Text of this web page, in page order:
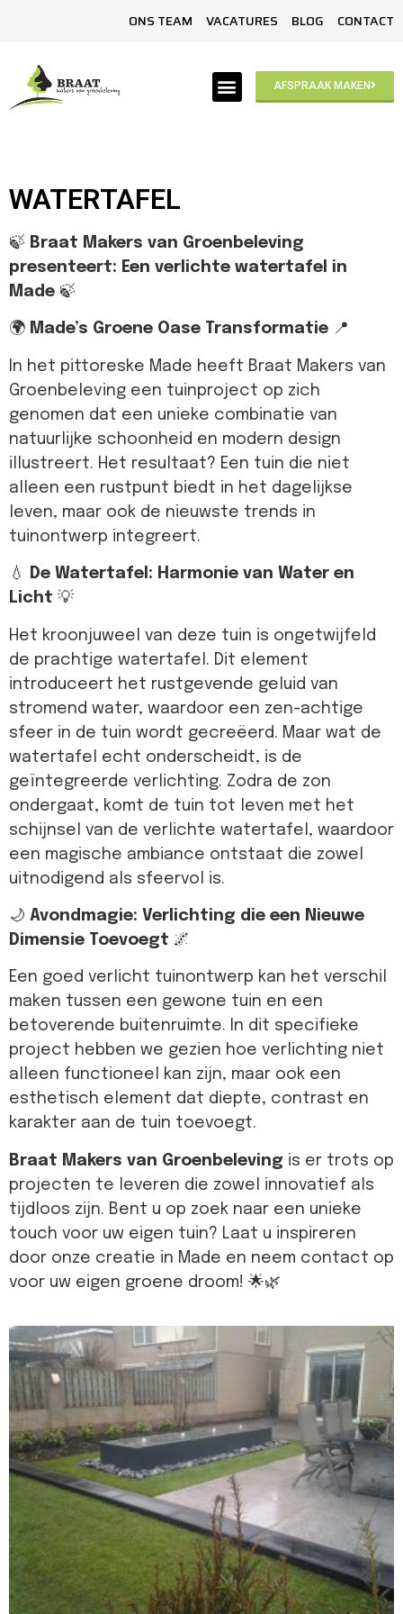
ONS TEAM VACATURES BLOG CONTACT
AFSPRAAK MAKEN
WATERTAFEL
🍃 Braat Makers van Groenbeleving
presenteert: Een verlichte watertafel in
Made 🍃
🌍 Made’s Groene Oase Transformatie 📍
In het pittoreske Made heeft Braat Makers van
Groenbeleving een tuinproject op zich
genomen dat een unieke combinatie van
natuurlijke schoonheid en modern design
illustreert. Het resultaat? Een tuin die niet
alleen een rustpunt biedt in het dagelijkse
leven, maar ook de nieuwste trends in
tuinontwerp integreert.
💧
De Watertafel: Harmonie van Water en
Licht 💡
Het kroonjuweel van deze tuin is ongetwijfeld
de prachtige watertafel. Dit element
introduceert het rustgevende geluid van
stromend water, waardoor een zen-achtige
sfeer in de tuin wordt gecreëerd. Maar wat de
watertafel echt onderscheidt, is de
geïntegreerde verlichting. Zodra de zon
ondergaat, komt de tuin tot leven met het
schijnsel van de verlichte watertafel, waardoor
een magische ambiance ontstaat die zowel
uitnodigend als sfeervol is.
🌙 Avondmagie: Verlichting die een Nieuwe
Dimensie Toevoegt 🌌
Een goed verlicht tuinontwerp kan het verschil
maken tussen een gewone tuin en een
betoverende buitenruimte. In dit specifieke
project hebben we gezien hoe verlichting niet
alleen functioneel kan zijn, maar ook een
esthetisch element dat diepte, contrast en
karakter aan de tuin toevoegt.
Braat Makers van Groenbeleving is er trots op
projecten te leveren die zowel innovatief als
tijdloos zijn. Bent u op zoek naar een unieke
touch voor uw eigen tuin? Laat u inspireren
door onze creatie in Made en neem contact op
voor uw eigen groene droom! 🌟🌿